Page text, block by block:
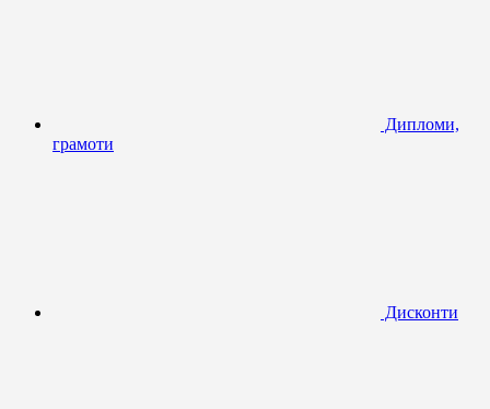
Дипломи,
грамоти
Дисконти